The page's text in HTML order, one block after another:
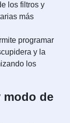
los filtros y
más
programar
y la
los
modo de